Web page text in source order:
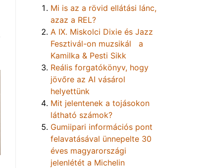
Mi is az a rövid ellátási lánc,
azaz a REL?
A IX. Miskolci Dixie és Jazz
Fesztivál-on muzsikál a
Kamilka & Pesti Sikk
Reális forgatókönyv, hogy
jövőre az AI vásárol
helyettünk
Mit jelentenek a tojásokon
látható számok?
Gumiipari információs pont
felavatásával ünnepelte 30
éves magyarországi
jelenlétét a Michelin